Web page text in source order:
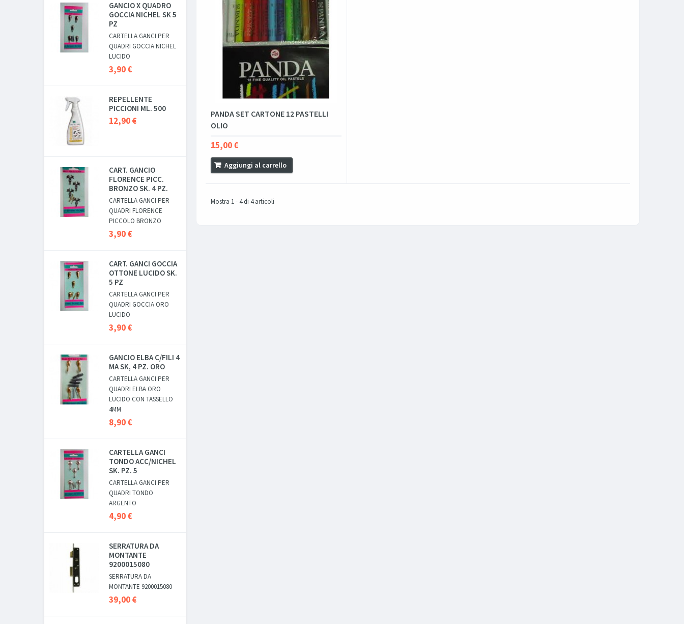
GANCIO X QUADRO
GOCCIA NICHEL SK 5
PZ
CARTELLA GANCI PER
QUADRI GOCCIA NICHEL
LUCIDO
3,90 €
REPELLENTE
PICCIONI ML. 500
12,90 €
CART. GANCIO
FLORENCE PICC.
BRONZO SK. 4 PZ.
CARTELLA GANCI PER
QUADRI FLORENCE
PICCOLO BRONZO
3,90 €
CART. GANCI GOCCIA
OTTONE LUCIDO SK.
5 PZ
CARTELLA GANCI PER
QUADRI GOCCIA ORO
LUCIDO
3,90 €
GANCIO ELBA C/FILI 4
MA SK, 4 PZ. ORO
CARTELLA GANCI PER
QUADRI ELBA ORO
LUCIDO CON TASSELLO
4MM
8,90 €
CARTELLA GANCI
TONDO ACC/NICHEL
SK. PZ. 5
CARTELLA GANCI PER
QUADRI TONDO
ARGENTO
4,90 €
SERRATURA DA
MONTANTE
9200015080
SERRATURA DA
MONTANTE 9200015080
39,00 €
PANDA SET CARTONE 12 PASTELLI
OLIO
15,00 €
Aggiungi al carrello
Mostra 1 - 4 di 4 articoli